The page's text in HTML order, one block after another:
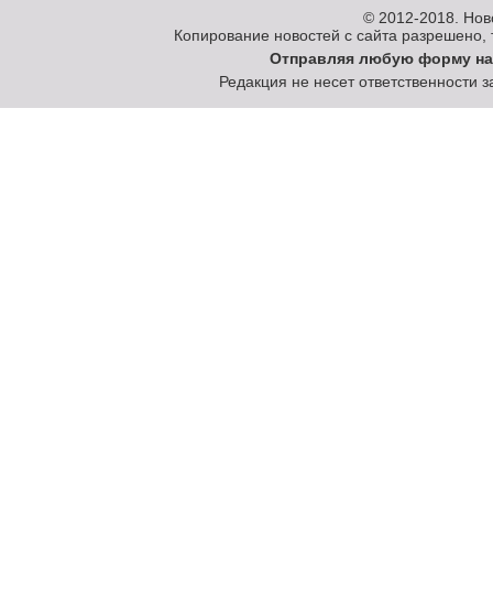
© 2012-2018.
Копирование новостей с сайта разрешено,
Отправляя любую форму на
Редакция не несет